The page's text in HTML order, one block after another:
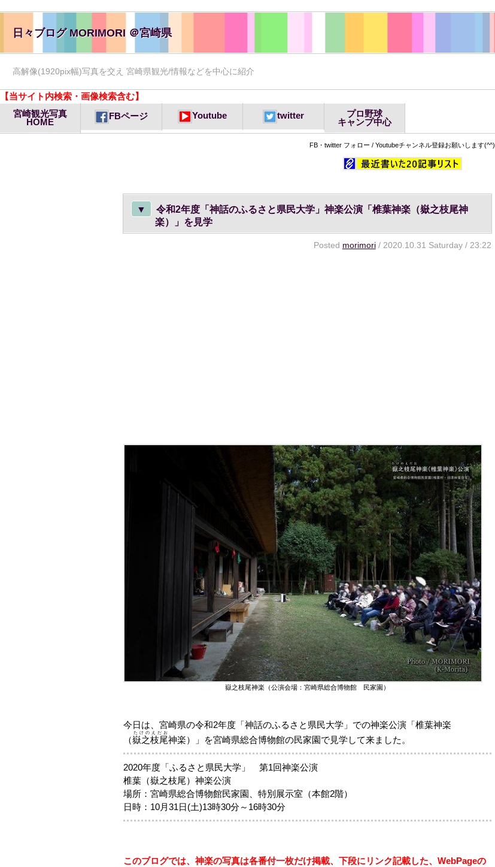
日々ブログ MORIMORI ＠宮崎県
高解像(1920pix幅)写真を交え 宮崎県観光/情報などを中心に紹介
【当サイト内検索・画像検索含む】
宮崎観光写真
HOME
FBページ Youtube twitter
プロ野球
キャンプ中心
FB・twitter フォロー / Youtubeチャンネル登録お願いします(^^)
▼
令和2年度「神話のふるさと県民大学」神楽公演「椎葉神楽（嶽之枝尾神
楽）」を見学
Posted morimori/ 2020.10.31 Saturday / 23:22
嶽之枝尾神楽（公演会場：宮崎県総合博物館 民家園）
今日は、宮崎県の令和2年度「神話のふるさと県民大学」での神楽公演「椎葉神楽
（嶽之枝尾
たけのえだお
神楽）」を宮崎県総合博物館の民家園で見学して来ました。
2020年度「ふるさと県民大学」 第1回神楽公演
椎葉（嶽之枝尾）神楽公演
場所：宮崎県総合博物館民家園、特別展示室（本館2階）
日時：10月31日(土)13時30分～16時30分
このブログでは、神楽の写真は各番付一枚だけ掲載、下段にリンク記載した、WebPageの